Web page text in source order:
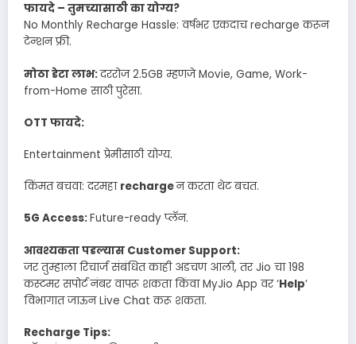
फायदे – तुमच्यासाठी का योग्य?
No Monthly Recharge Hassle: वर्षभर एकदाच recharge करून
टेन्शन फ्री.
मोठा डेटा लाभ:दररोज 2.5GB म्हणजे Movie, Game, Work-
from-Home साठी पुरेसा.
OTT फायदे:
Entertainment प्रेमींसाठी योग्य.
किंमत बचवा: दरमहा rechargeन करता थेट बचत.
5G Access:Future-ready प्लॅन.
आवश्यकता पडल्यास Customer Support:
जर तुम्हाला रिचार्ज संबंधित काही अडचण आली, तर Jio चा 198
कस्टमर सपोर्ट नंबर वापरू शकता किंवा MyJio App वर ‘Help‘
विभागात जाऊन Live Chat करू शकता.
Recharge Tips: